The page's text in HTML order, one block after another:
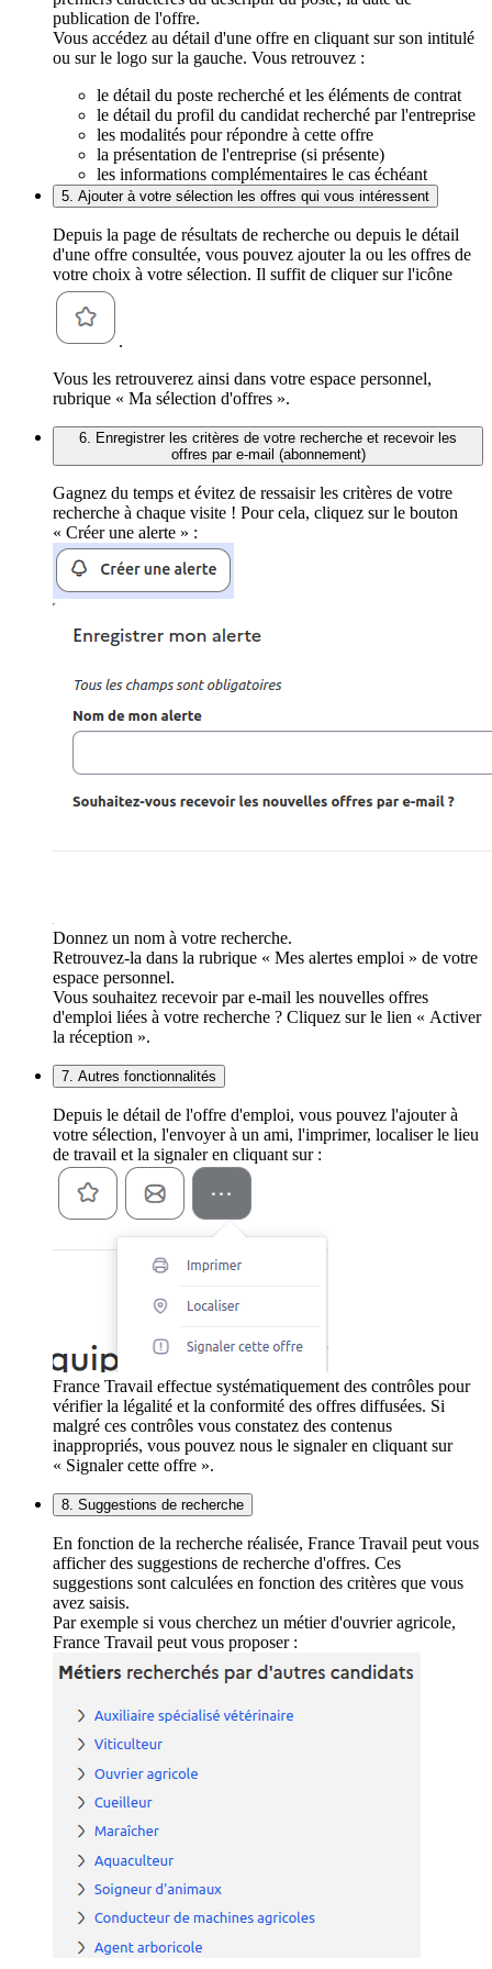
publication de l'offre.
Vous accédez au détail d'une offre en cliquant sur son intitulé
ou sur le logo sur la gauche. Vous retrouvez :
le détail du poste recherché et les éléments de contrat
le détail du profil du candidat recherché par l'entreprise
les modalités pour répondre à cette offre
la présentation de l'entreprise (si présente)
les informations complémentaires le cas échéant
5. Ajouter à votre sélection les offres qui vous intéressent
Depuis la page de résultats de recherche ou depuis le détail
d'une offre consultée, vous pouvez ajouter la ou les offres de
votre choix à votre sélection. Il suffit de cliquer sur l'icône
.
Vous les retrouverez ainsi dans votre espace personnel,
rubrique « Ma sélection d'offres ».
6. Enregistrer les critères de votre recherche et recevoir les
offres par e-mail (abonnement)
Gagnez du temps et évitez de ressaisir les critères de votre
recherche à chaque visite ! Pour cela, cliquez sur le bouton
« Créer une alerte » :
Donnez un nom à votre recherche.
Retrouvez-la dans la rubrique « Mes alertes emploi » de votre
espace personnel.
Vous souhaitez recevoir par e-mail les nouvelles offres
d'emploi liées à votre recherche ? Cliquez sur le lien « Activer
la réception ».
7. Autres fonctionnalités
Depuis le détail de l'offre d'emploi, vous pouvez l'ajouter à
votre sélection, l'envoyer à un ami, l'imprimer, localiser le lieu
de travail et la signaler en cliquant sur :
France Travail effectue systématiquement des contrôles pour
vérifier la légalité et la conformité des offres diffusées. Si
malgré ces contrôles vous constatez des contenus
inappropriés, vous pouvez nous le signaler en cliquant sur
« Signaler cette offre ».
8. Suggestions de recherche
En fonction de la recherche réalisée, France Travail peut vous
afficher des suggestions de recherche d'offres. Ces
suggestions sont calculées en fonction des critères que vous
avez saisis.
Par exemple si vous cherchez un métier d'ouvrier agricole,
France Travail peut vous proposer :